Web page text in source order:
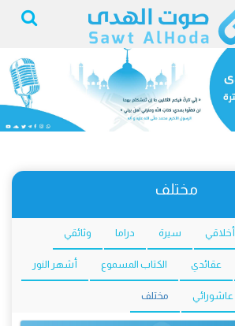
مختلف
أخلاقي سيرة دراما وثائقي
عقائدي الكتاب المسموع أشهر النور
عاشورائي مختلف